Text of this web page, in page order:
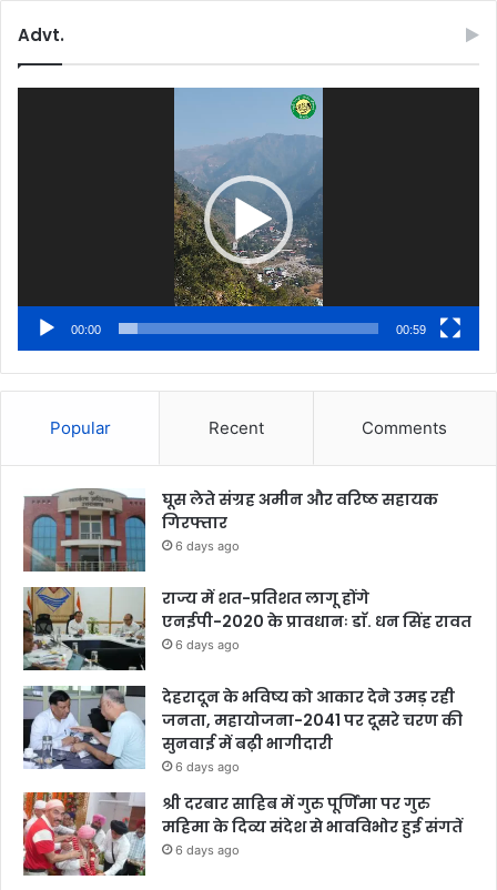
Advt.
00:00 00:59
Popular Recent Comments
घूस लेते संग्रह अमीन और वरिष्ठ सहायक
गिरफ्तार
6 days ago
राज्य में शत-प्रतिशत लागू होंगे
एनईपी-2020 के प्रावधानः डाॅ. धन सिंह रावत
6 days ago
देहरादून के भविष्य को आकार देने उमड़ रही
जनता, महायोजना-2041 पर दूसरे चरण की
सुनवाई में बढ़ी भागीदारी
6 days ago
श्री दरबार साहिब में गुरु पूर्णिमा पर गुरु
महिमा के दिव्य संदेश से भावविभोर हुई संगतें
6 days ago